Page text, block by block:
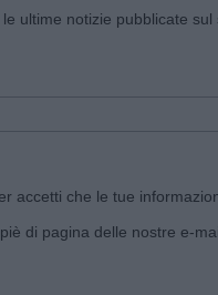
ultime notizie pubblicate sul
accetti che le tue
di pagina delle nostre e-